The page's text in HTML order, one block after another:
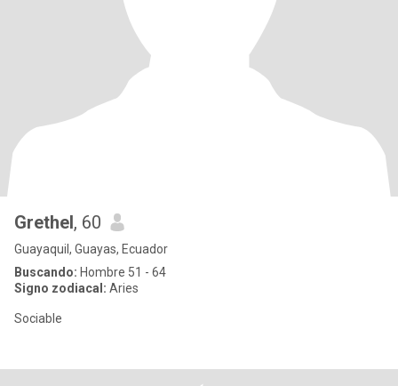
Grethel, 60
Guayaquil, Guayas, Ecuador
Buscando: Hombre 51 - 64
Signo zodiacal: Aries
Sociable